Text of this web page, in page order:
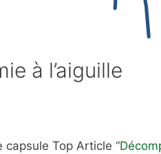
à l’aiguille
Top Article “